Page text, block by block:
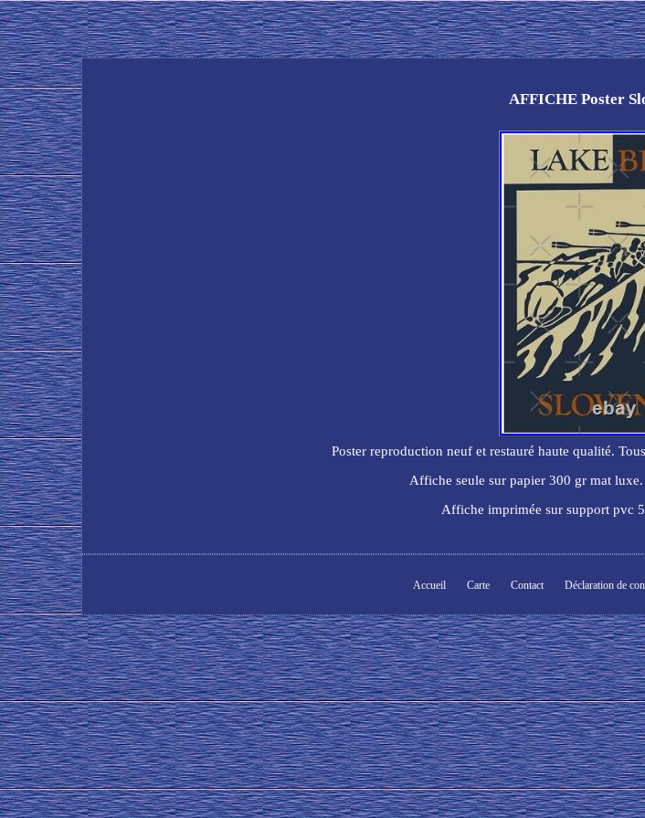
AFFICHE Poster
Poster reproduction neuf et restauré haute qualité.
Affiche seule sur papier 300 gr mat luxe.
Affiche imprimée sur support pvc
Accueil Carte Contact Déclaration de